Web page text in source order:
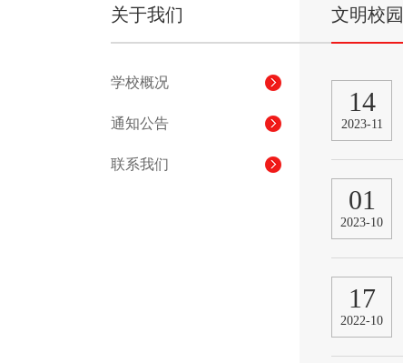
关于我们
学校概况
通知公告
联系我们
文明校园
14
2023-11
01
2023-10
17
2022-10